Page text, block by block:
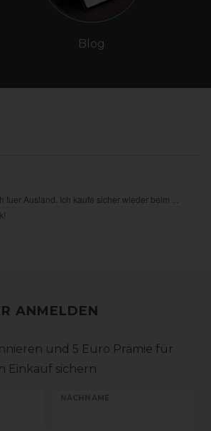
Blog
ANMELDEN
und 5 Euro Prämie für
Einkauf sichern
NACHNAME